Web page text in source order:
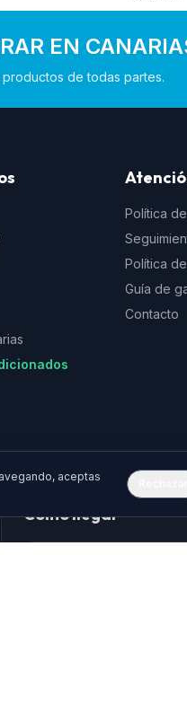
EN
de todas partes.
Política
Política
Guía de
Contacto
Cómo llegar
aceptas